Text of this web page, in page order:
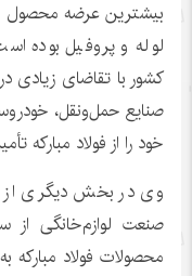
بیشترین عرضه محصول
لوله و پروفیل بوده
کشور با تقاضای زیادی
صنایع حمل‌ونقل،
خود را از فولاد مبارکه
وی در بخش دیگری از
محصولات فولاد